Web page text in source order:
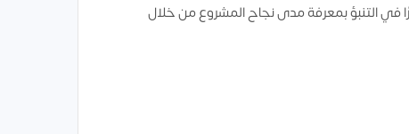
في التنبؤ بمعرفة مدى نجاح المشروع من خلال